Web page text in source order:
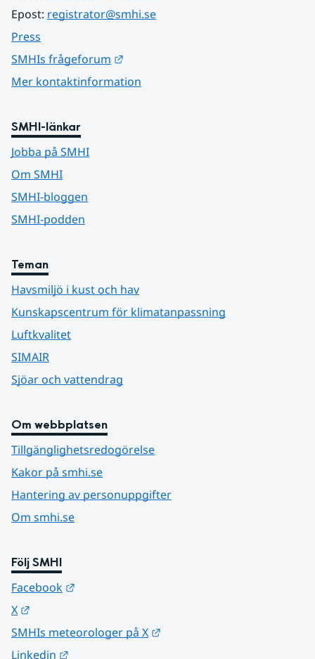
Epost: registrator@smhi.se
Press
SMHIs frågeforum
Mer kontaktinformation
SMHI-länkar
Jobba på SMHI
Om SMHI
SMHI-bloggen
SMHI-podden
Teman
Havsmiljö i kust och hav
Kunskapscentrum för klimatanpassning
Luftkvalitet
SIMAIR
Sjöar och vattendrag
Om webbplatsen
Tillgänglighetsredogörelse
Kakor på smhi.se
Hantering av personuppgifter
Om smhi.se
Följ SMHI
Facebook
X
SMHIs meteorologer på X
Linkedin